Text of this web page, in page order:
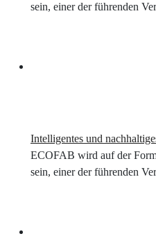
sein, einer der führenden
Intelligentes und
ECOFAB wird auf der
sein, einer der führenden